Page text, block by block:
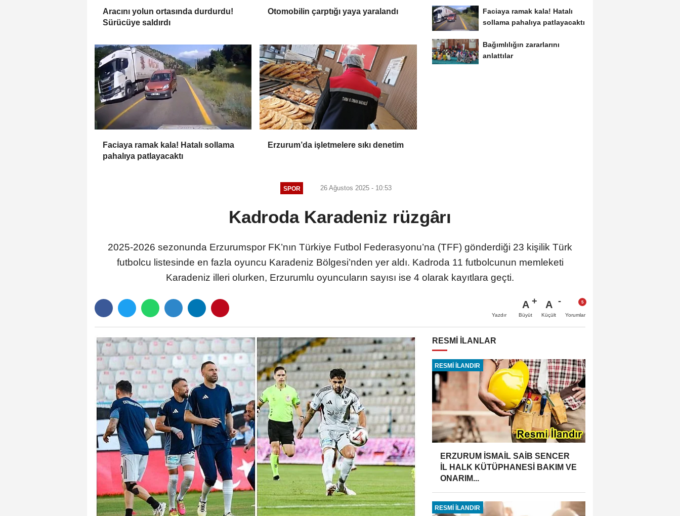
Aracını yolun ortasında durdurdu!
Sürücüye saldırdı
Otomobilin çarptığı yaya yaralandı
Faciaya ramak kala! Hatalı sollama
pahalıya patlayacaktı
Erzurum’da işletmelere sıkı denetim
Faciaya ramak kala! Hatalı
sollama pahalıya patlayacaktı
Bağımlılığın zararlarını
anlattılar
SPOR 26 Ağustos 2025 - 10:53
Kadroda Karadeniz rüzgârı
2025-2026 sezonunda Erzurumspor FK’nın Türkiye Futbol Federasyonu’na (TFF) gönderdiği 23 kişilik Türk
futbolcu listesinde en fazla oyuncu Karadeniz Bölgesi’nden yer aldı. Kadroda 11 futbolcunun memleketi
Karadeniz illeri olurken, Erzurumlu oyuncuların sayısı ise 4 olarak kayıtlara geçti.
Yazdır
A
Büyüt
A
Küçült Yorumlar
RESMİ İLANLAR
RESMİ İLANDIR
ERZURUM İSMAİL SAİB SENCER
İL HALK KÜTÜPHANESİ BAKIM VE
ONARIM...
RESMİ İLANDIR